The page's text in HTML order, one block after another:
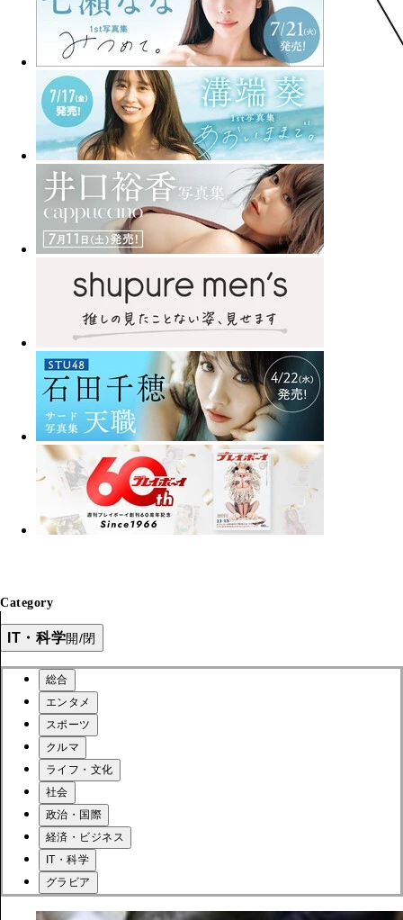
Category
IT・科学開/閉
総合
エンタメ
スポーツ
クルマ
ライフ・文化
社会
政治・国際
経済・ビジネス
IT・科学
グラビア